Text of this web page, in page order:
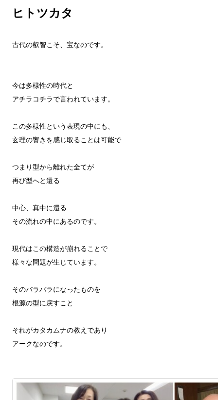
ヒトツカタ
古代の叡智こそ、宝なのです。
今は多様性の時代と
アチラコチラで言われています。
この多様性という表現の中にも、
玄理の響きを感じ取ることは可能で
つまり型から離れた全てが
再び型へと還る
中心、真中に還る
その流れの中にあるのです。
現代はこの構造が崩れることで
様々な問題が生じています。
そのバラバラになったものを
根源の型に戻すこと
それがカタカムナの教えであり
アークなのです。